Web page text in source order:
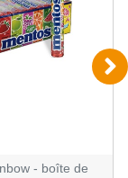
- boîte de